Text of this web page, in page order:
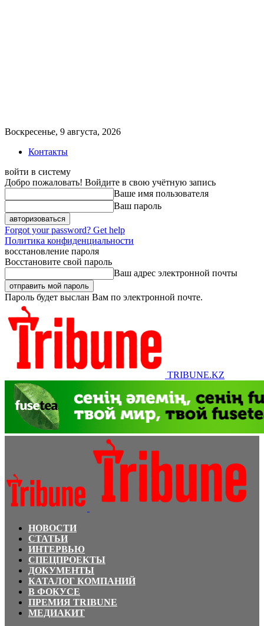
Воскресенье, 9 августа, 2026
Контакты
войти в систему
Добро пожаловать! Войдите в свою учётную запись
Ваше имя пользователя
Ваш пароль
Forgot your password? Get help
Политика конфиденциальности
восстановление пароля
Восстановите свой пароль
Ваш адрес электронной почты
Пароль будет выслан Вам по электронной почте.
TRIBUNE.KZ
НОВОСТИ
СТАТЬИ
ИНТЕРВЬЮ
СПЕЦПРОЕКТЫ
ДОКУМЕНТЫ
КАТАЛОГ КОМПАНИЙ
В ФОКУСЕ
ПРЕМИЯ TRIBUNE
МЕДИАКИТ